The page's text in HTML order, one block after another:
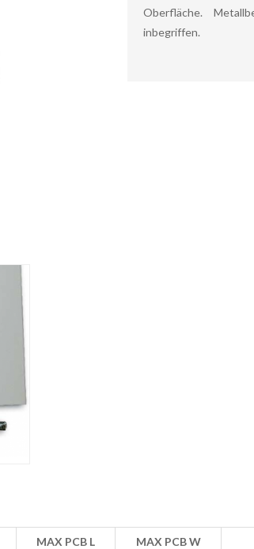
Oberfläche.
inbegriffen.
MAX PCB L
MAX PCB W